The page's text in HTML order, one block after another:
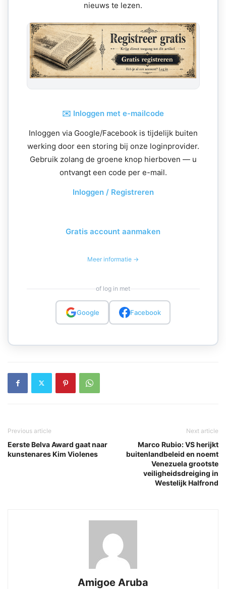
nieuws te lezen.
✉️ Inloggen met e-mailcode
Inloggen via Google/Facebook is tijdelijk buiten
werking door een storing bij onze loginprovider.
Gebruik zolang de groene knop hierboven — u
ontvangt een code per e-mail.
Inloggen / Registreren
Gratis account aanmaken
Meer informatie →
of log in met
Google Facebook
Previous article
Eerste Belva Award gaat naar
kunstenares Kim Violenes
Next article
Marco Rubio: VS herijkt
buitenlandbeleid en noemt
Venezuela grootste
veiligheidsdreiging in
Westelijk Halfrond
Amigoe Aruba